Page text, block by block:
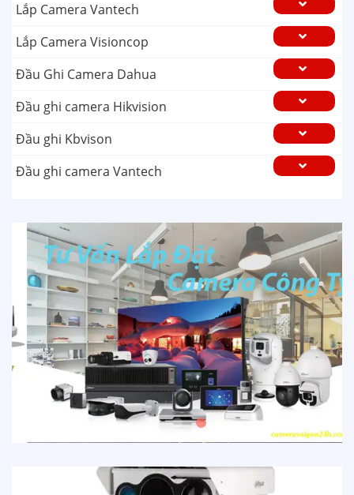
Lắp Camera Vantech
Lắp Camera Visioncop
Đầu Ghi Camera Dahua
Đầu ghi camera Hikvision
Đầu ghi Kbvison
Đầu ghi camera Vantech